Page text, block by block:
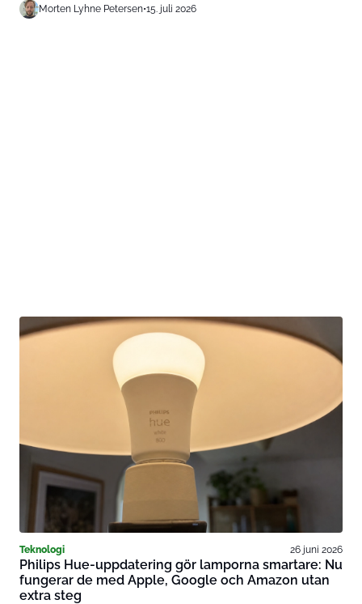
Morten Lyhne Petersen•15. juli 2026
Teknologi 26 juni 2026
Philips Hue-uppdatering gör lamporna smartare: Nu
fungerar de med Apple, Google och Amazon utan
extra steg